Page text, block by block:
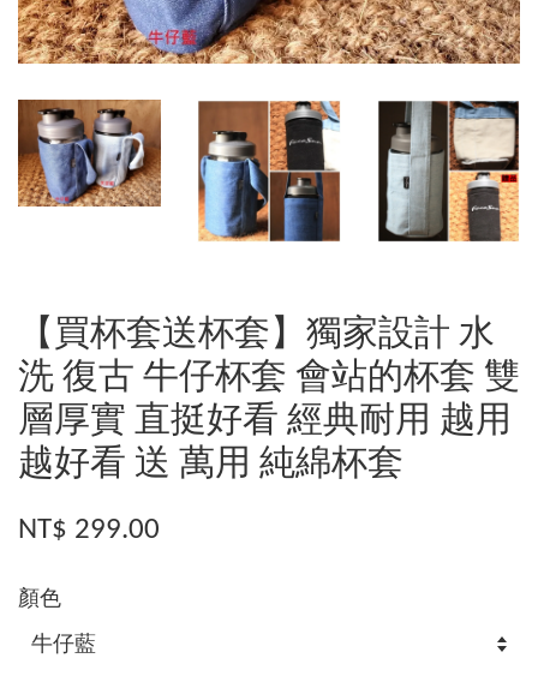
【買杯套送杯套】獨家設計 水
洗 復古 牛仔杯套 會站的杯套 雙
層厚實 直挺好看 經典耐用 越用
越好看 送 萬用 純綿杯套
NT$ 299.00
顏色